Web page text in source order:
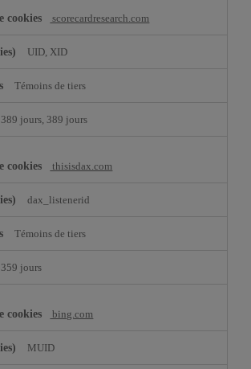
scorecardresearch.com
UID, XID
Témoins de tiers
389 jours, 389 jours
thisisdax.com
dax_listenerid
Témoins de tiers
359 jours
bing.com
MUID